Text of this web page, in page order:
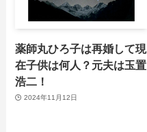
薬師丸ひろ子は再婚して現
在子供は何人？元夫は玉置
浩二！
2024年11月12日